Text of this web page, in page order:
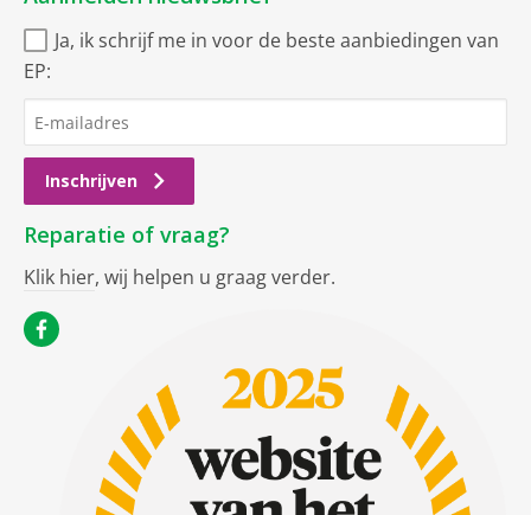
Ja, ik schrijf me in voor de beste aanbiedingen van
EP:
Inschrijven
Reparatie of vraag?
Klik hier, wij helpen u graag verder.